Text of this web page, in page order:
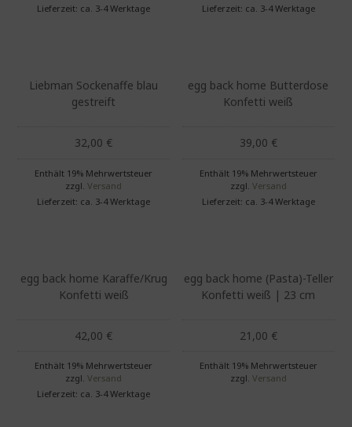
Lieferzeit: ca. 3-4 Werktage
Lieferzeit: ca. 3-4 Werktage
Liebman Sockenaffe blau
gestreift
32,00 €
Enthält 19% Mehrwertsteuer
zzgl.Versand
Lieferzeit: ca. 3-4 Werktage
egg back home Butterdose
Konfetti weiß
39,00 €
Enthält 19% Mehrwertsteuer
zzgl. Versand
Lieferzeit: ca. 3-4 Werktage
egg back home Karaffe/Krug
Konfetti weiß
42,00 €
Enthält 19% Mehrwertsteuer
zzgl.Versand
Lieferzeit: ca. 3-4 Werktage
egg back home (Pasta)-Teller
Konfetti weiß | 23 cm
21,00 €
Enthält 19% Mehrwertsteuer
zzgl. Versand